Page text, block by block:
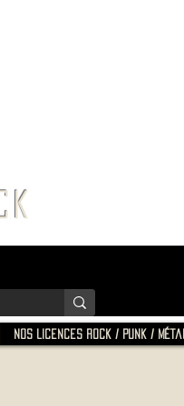
Nos Licences Rock / Punk / Métal